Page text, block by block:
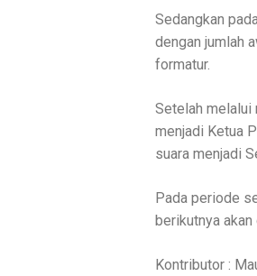
Sedangkan
dengan jumlah
formatur.
Setelah melalui
menjadi Ketua
suara menjadi
Pada periode
berikutnya
Kontributor :